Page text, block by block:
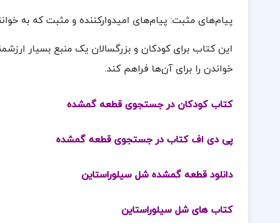
پیام‌های مثبت: پیام‌های امیدوارکننده و مثبت که به
این کتاب برای کودکان و بزرگسالان یک منبع بسیار
خواندن را برای آن‌ها فراهم کند.
کتاب کودکان در جستجوی قطعه گمشده
پی دی اف کتاب در جستجوی قطعه گمشده
دانلود قطعه گمشده شل سیلوراستاین
کتاب های شل سیلوراستاین